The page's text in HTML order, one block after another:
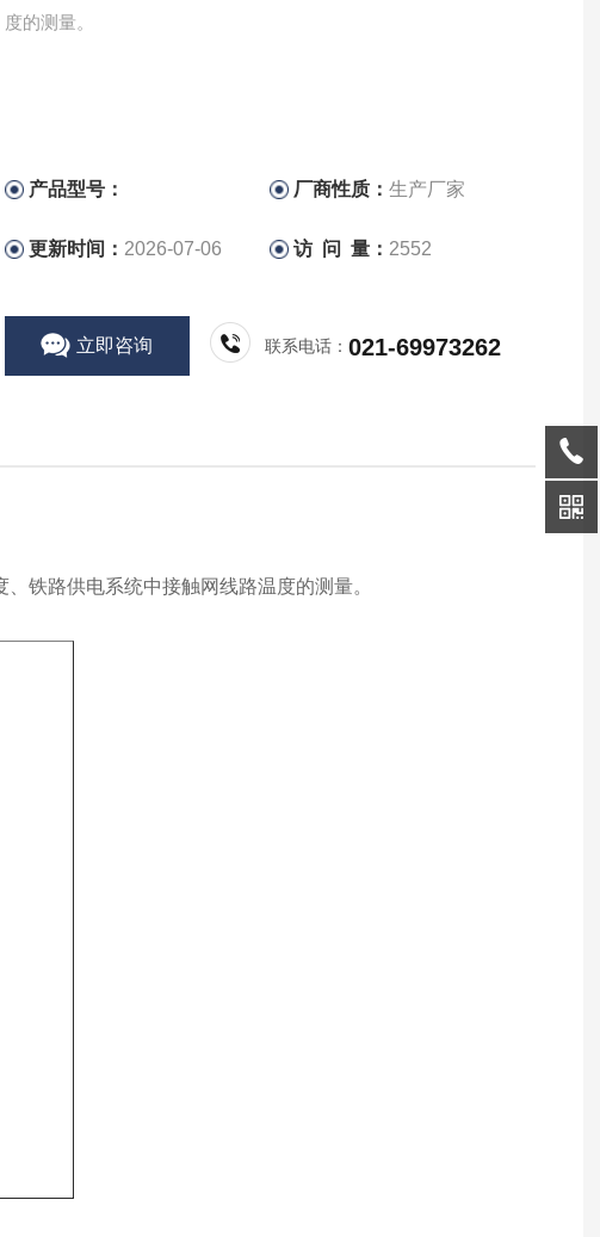
度的测量。
产品型号： 厂商性质：生产厂家
更新时间： 2026-07-06 访 问 量： 2552
立即咨询 联系电话：021-69973262
铁路供电系统中接触网线路温度的测量。